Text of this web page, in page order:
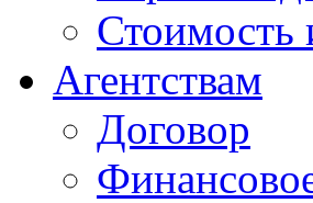
Стоимость
Агентствам
Договор